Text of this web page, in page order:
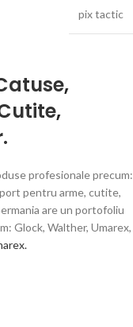
pix tactic
,
,
profesionale precum:
pentru arme, cutite,
are un portofoliu
Glock, Walther, Umarex,